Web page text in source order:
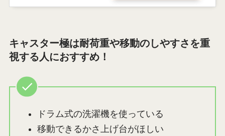
キャスター極は耐荷重や移動のしやすさを重
視する人におすすめ！
ドラム式の洗濯機を使っている
移動できるかさ上げ台がほしい